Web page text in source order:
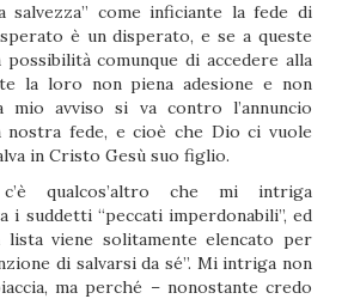
salvezza” come inficiante la fede di
è un disperato, e se a queste
comunque di accedere alla
la loro non piena adesione e non
mio avviso si va contro l’annuncio
nostra fede, e cioè che Dio ci vuole
in Cristo Gesù suo figlio.
qualcos’altro che mi intriga
i suddetti “peccati imperdonabili”, ed
viene solitamente elencato per
di salvarsi da sé”. Mi intriga non
ma perché – nonostante credo